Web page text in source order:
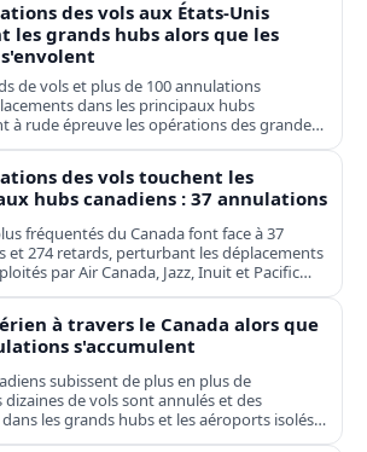
des vols aux États-Unis
les grands hubs alors que les
de vols et plus de 100 annulations
dans les principaux hubs
à rude épreuve les opérations des grandes
et régionales.
des vols touchent les
hubs canadiens : 37 annulations
fréquentés du Canada font face à 37
et 274 retards, perturbant les déplacements
par Air Canada, Jazz, Inuit et Pacific
à travers le Canada alors que
s'accumulent
subissent de plus en plus de
de vols sont annulés et des
les grands hubs et les aéroports isolés,